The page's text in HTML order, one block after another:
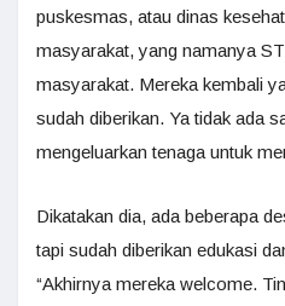
puskesmas, atau dinas
masyarakat, yang namanya
masyarakat. Mereka kembali
sudah diberikan. Ya tidak ada
mengeluarkan tenaga untuk
Dikatakan dia, ada beberapa
tapi sudah diberikan edukasi
“Akhirnya mereka welcome.